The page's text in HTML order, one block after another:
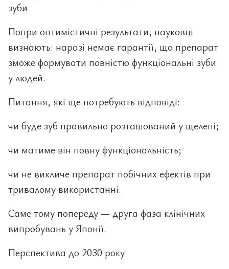
зуби
Попри оптимістичні результати, науковці
визнають: наразі немає гарантії, що препарат
зможе формувати повністю функціональні зуби
у людей.
Питання, які ще потребують відповіді:
чи буде зуб правильно розташований у щелепі;
чи матиме він повну функціональність;
чи не викличе препарат побічних ефектів при
тривалому використанні.
Саме тому попереду — друга фаза клінічних
випробувань у Японії.
Перспектива до 2030 року